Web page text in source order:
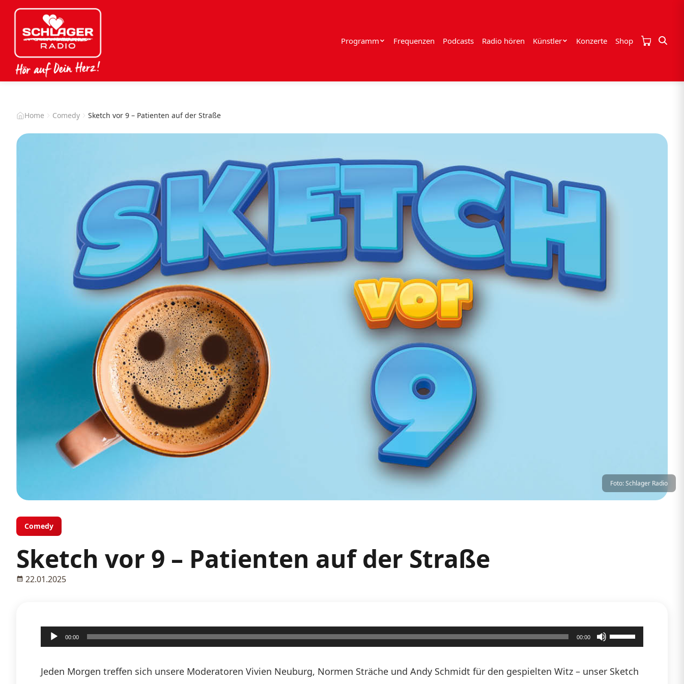
Programm Frequenzen Podcasts Radio hören Künstler Konzerte Shop
Home Comedy Sketch vor 9 – Patienten auf der Straße
Foto: Schlager Radio
Comedy
Sketch vor 9 – Patienten auf der Straße
22.01.2025
Audio-
Player
00:00 00:00
Pfeiltasten
benutzen,
Jeden Morgen treffen sich unsere Moderatoren Vivien Neuburg, Normen Sträche und Andy Schmidt für den gespielten Witz – unser Sketch